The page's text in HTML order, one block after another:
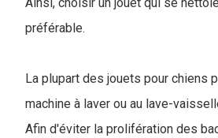
préférable.
La plupart des jouets pour chiens
machine à laver ou au lave-
Afin d'éviter la prolifération des